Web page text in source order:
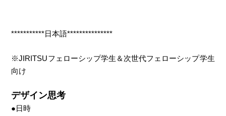
***********日本語***************
※JIRITSUフェローシップ学生＆次世代フェローシップ学生
向け
デザイン思考
●日時